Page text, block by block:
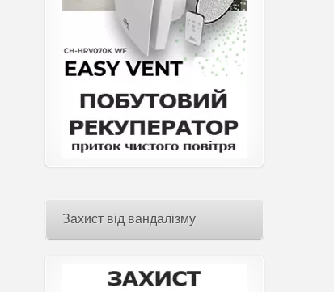
Захист від вандалізму